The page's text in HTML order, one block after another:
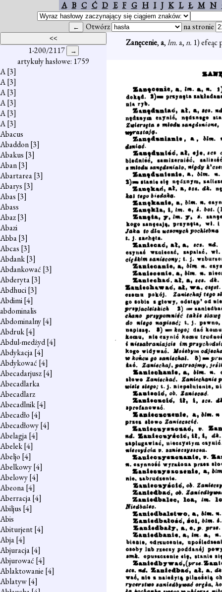
A B C Ć D E F G H I J K L Ł M N
Otwórz na stronie
1-200/2117
artykuły hasłowe: 1759
A[3]
A[3]
A[3]
A[3]
A[3]
A[3]
Abacus
Abaddon[3]
Abakus [3]
Aban[3]
Abartarea[3]
Abarys [3]
Abas [3]
Abass
Abaz[3]
Abazi
Abba[3]
Abcas [3]
Abdank[3]
Abdankować [3]
Abderyta[3]
Abdhuci[3]
Abdimi[4]
abdominalis
Abdominalny[4]
Abdruk[4]
Abdul-medżyd[4]
Abdykacja[4]
Abdykować [4]
Abecadarjusz[4]
Abecadlarka
Abecadlarz
Abecadlnik[4]
Abecadło [4]
Abecadłowy[4]
Abelagja[4]
Abelek[4]
Abeljo [4]
Abelkowy[4]
Abelowy[4]
Abeona[4]
Aberracja[4]
Abiljus [4]
Abis
Abiturjent[4]
Abja[4]
Abjuracja[4]
Abjurować [4]
Ablaktowanie [4]
Ablatyw[4]
Zanęcenie,a,lm.a,n. 1) efeąc